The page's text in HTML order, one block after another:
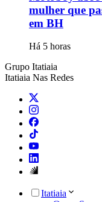
mulher que
em BH
Há 5 horas
Grupo Itatiaia
Itatiaia Nas Redes
Itatiaia